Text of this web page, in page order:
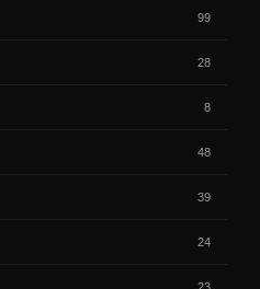
99
28
8
48
39
24